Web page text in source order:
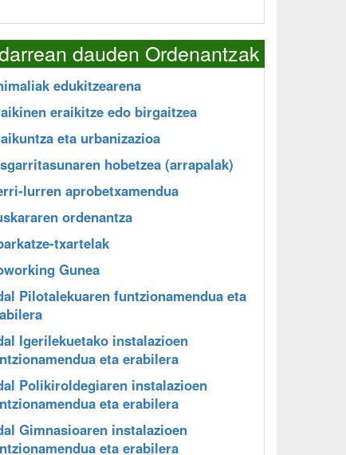
dauden Ordenantzak
edukitzearena
eraikitze edo birgaitzea
eta urbanizazioa
hobetzea (arrapalak)
lurren aprobetxamendua
ordenantza
txartelak
Gunea
Pilotalekuaren funtzionamendua eta
Igerilekuetako instalazioen
eta erabilera
Polikiroldegiaren instalazioen
eta erabilera
Gimnasioaren instalazioen
eta erabilera